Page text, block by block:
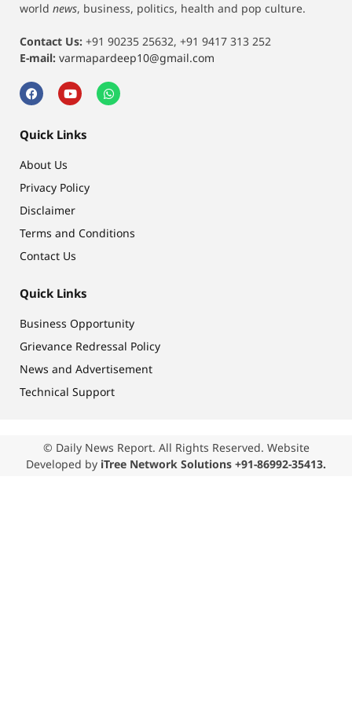
world news, business, politics, health and pop culture.
Contact Us: +91 90235 25632, +91 9417 313 252
E-mail: varmapardeep10@gmail.com
Quick Links
About Us
Privacy Policy
Disclaimer
Terms and Conditions
Contact Us
Quick Links
Business Opportunity
Grievance Redressal Policy
News and Advertisement
Technical Support
© Daily News Report. All Rights Reserved. Website
Developed by iTree Network Solutions +91-86992-35413.